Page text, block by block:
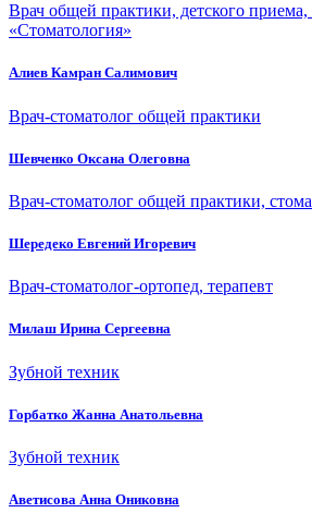
Врач общей практики, детского приема,
«Стоматология»
Алиев Камран Салимович
Врач-стоматолог общей практики
Шевченко Оксана Олеговна
Врач-стоматолог общей практики,
Шередеко Евгений Игоревич
Врач-стоматолог-ортопед, терапевт
Милаш Ирина Сергеевна
Зубной техник
Горбатко Жанна Анатольевна
Зубной техник
Аветисова Анна Ониковна